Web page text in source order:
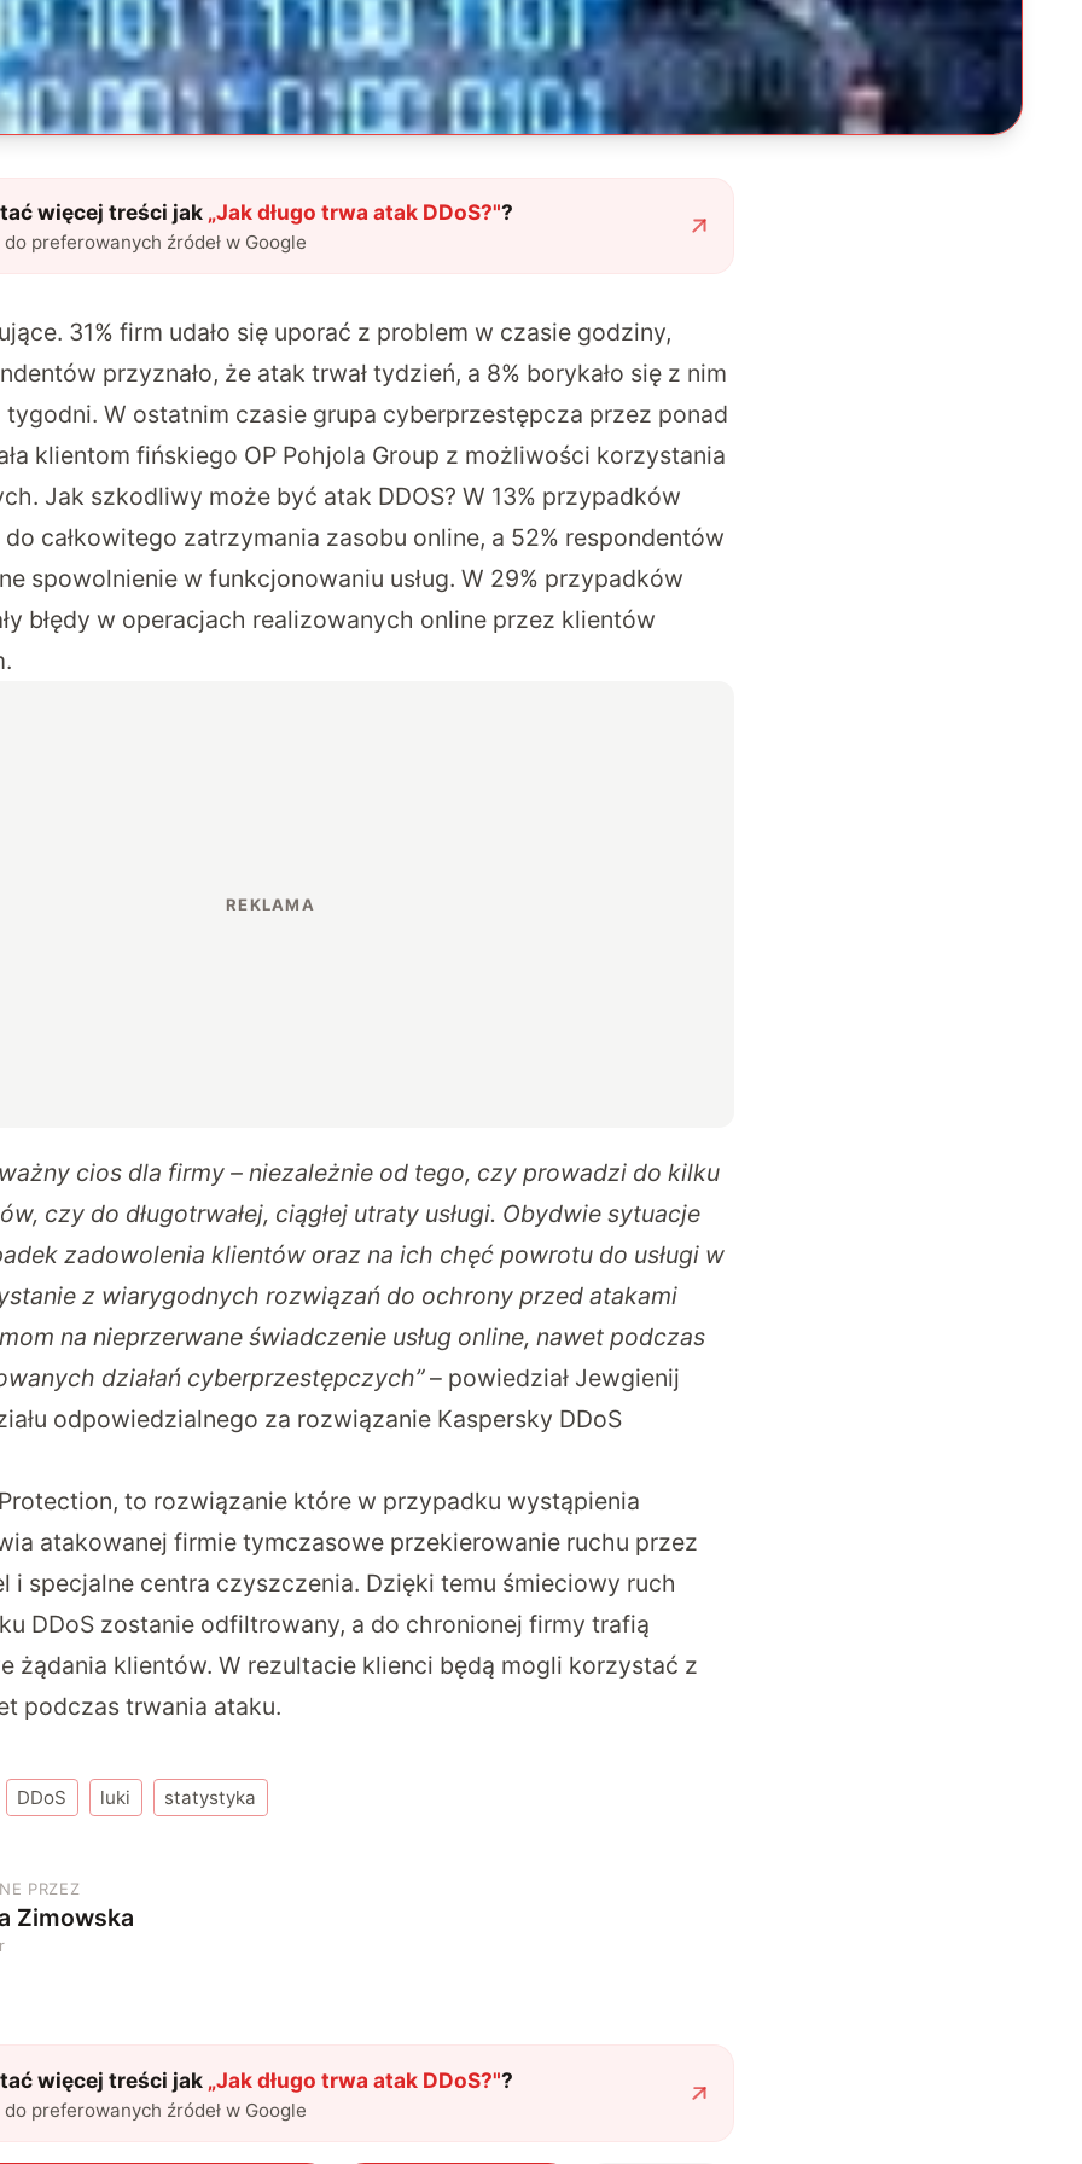
więcej treści jak „Jak długo trwa atak DDoS?"?
preferowanych źródeł w Google
31% firm udało się uporać z problem w czasie godziny,
przyznało, że atak trwał tydzień, a 8% borykało się z nim
W ostatnim czasie grupa cyberprzestępcza przez ponad
klientom fińskiego OP Pohjola Group z możliwości korzystania
Jak szkodliwy może być atak DDOS? W 13% przypadków
całkowitego zatrzymania zasobu online, a 52% respondentów
spowolnienie w funkcjonowaniu usług. W 29% przypadków
błędy w operacjach realizowanych online przez klientów
cios dla firmy – niezależnie od tego, czy prowadzi do kilku
czy do długotrwałej, ciągłej utraty usługi. Obydwie sytuacje
zadowolenia klientów oraz na ich chęć powrotu do usługi w
z wiarygodnych rozwiązań do ochrony przed atakami
na nieprzerwane świadczenie usług online, nawet podczas
działań cyberprzestępczych”– powiedział Jewgienij
odpowiedzialnego za rozwiązanie Kaspersky DDoS
to rozwiązanie które w przypadku wystąpienia
atakowanej firmie tymczasowe przekierowanie ruchu przez
i specjalne centra czyszczenia. Dzięki temu śmieciowy ruch
DDoS zostanie odfiltrowany, a do chronionej firmy trafią
żądania klientów. W rezultacie klienci będą mogli korzystać z
podczas trwania ataku.
DDoS luki statystyka
PRZEZ
Zimowska
więcej treści jak „Jak długo trwa atak DDoS?"?
preferowanych źródeł w Google